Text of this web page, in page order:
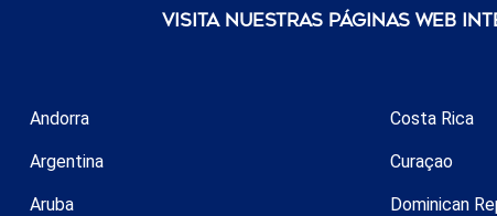
Visita nuestras páginas web
Andorra
Argentina
Aruba
Costa Rica
Curaçao
Dominican